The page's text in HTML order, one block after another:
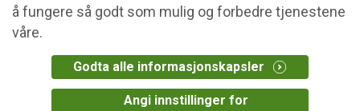
å fungere så godt som mulig og forbedre tjenestene
våre.
Godta alle informasjonskapsler
Angi innstillinger for
Here you will find our user guides and terms.